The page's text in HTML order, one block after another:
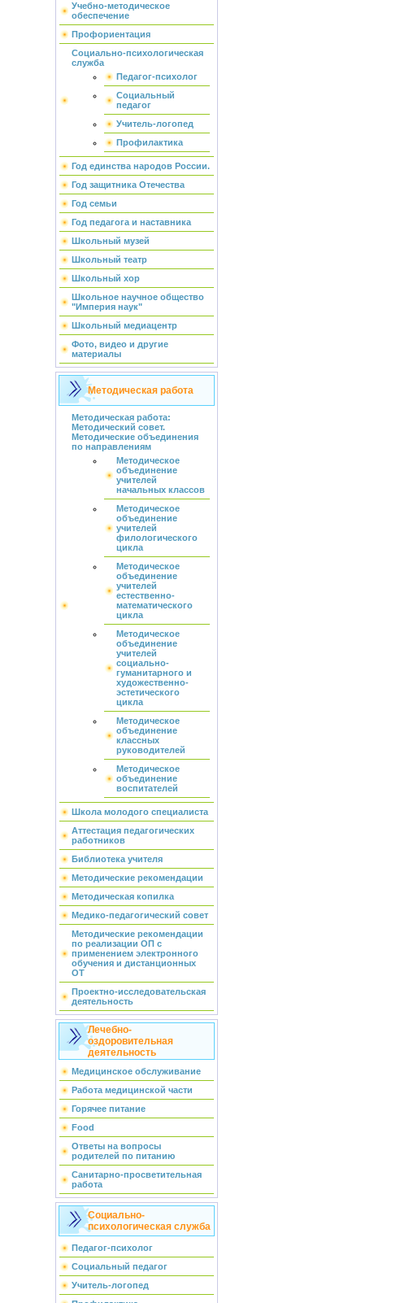
Учебно-методическое
обеспечение
Профориентация
Социально-психологическая
служба
Педагог-психолог
Социальный
педагог
Учитель-логопед
Профилактика
Год единства народов России.
Год защитника Отечества
Год семьи
Год педагога и наставника
Школьный музей
Школьный театр
Школьный хор
Школьное научное общество
"Империя наук"
Школьный медиацентр
Фото, видео и другие
материалы
Методическая работа
Методическая работа:
Методический совет.
Методические объединения
по направлениям
Методическое
объединение
учителей
начальных классов
Методическое
объединение
учителей
филологического
цикла
Методическое
объединение
учителей
естественно-
математического
цикла
Методическое
объединение
учителей
социально-
гуманитарного и
художественно-
эстетического
цикла
Методическое
объединение
классных
руководителей
Методическое
объединение
воспитателей
Школа молодого специалиста
Аттестация педагогических
работников
Библиотека учителя
Методические рекомендации
Методическая копилка
Медико-педагогический совет
Методические рекомендации
по реализации ОП с
применением электронного
обучения и дистанционных
ОТ
Проектно-исследовательская
деятельность
Лечебно-
оздоровительная
деятельность
Медицинское обслуживание
Работа медицинской части
Горячее питание
Food
Ответы на вопросы
родителей по питанию
Санитарно-просветительная
работа
Социально-
психологическая служба
Педагог-психолог
Социальный педагог
Учитель-логопед